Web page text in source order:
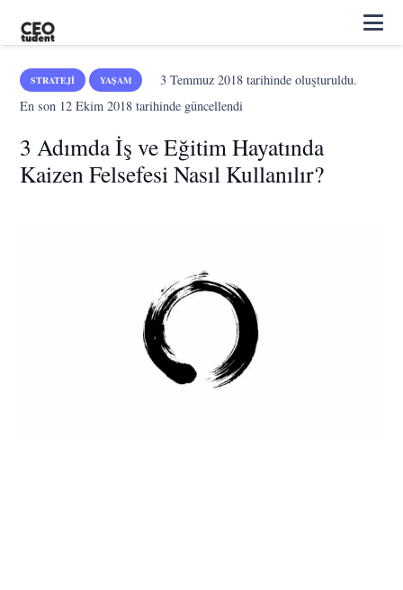
STRATEJI YAŞAM 3 Temmuz 2018tarihinde oluşturuldu.
En son 12 Ekim 2018 tarihinde güncellendi
3 Adımda İş ve Eğitim Hayatında
Kaizen Felsefesi Nasıl Kullanılır?